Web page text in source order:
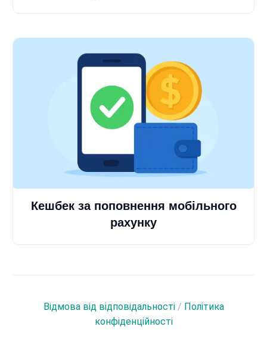
Кешбек за поповнення мобільного
рахунку
Відмова від відповідальності/ Політика
конфіденційності